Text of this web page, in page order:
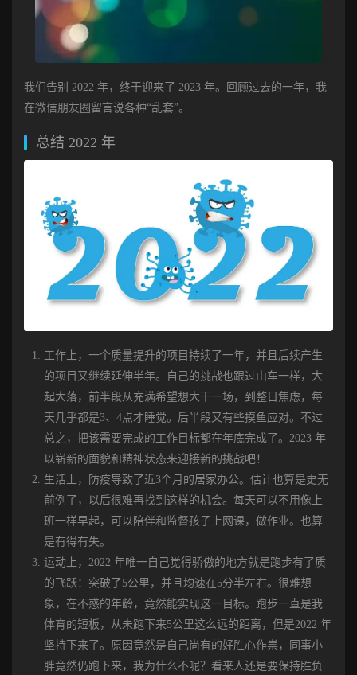
我们告别 2022 年，终于迎来了 2023 年。回顾过去的一年，我
在微信朋友圈留言说各种“乱套”。
总结 2022 年
工作上，一个质量提升的项目持续了一年，并且后续产生
的项目又继续延伸半年。自己的挑战也跟过山车一样，大
起大落，前半段从充满希望想大干一场，到整日焦虑，每
天几乎都是3、4点才睡觉。后半段又有些摸鱼应对。不过
总之，把该需要完成的工作目标都在年底完成了。2023 年
以崭新的面貌和精神状态来迎接新的挑战吧！
生活上，防疫导致了近3个月的居家办公。估计也算是史无
前例了，以后很难再找到这样的机会。每天可以不用像上
班一样早起，可以陪伴和监督孩子上网课，做作业。也算
是有得有失。
运动上，2022 年唯一自己觉得骄傲的地方就是跑步有了质
的飞跃：突破了5公里，并且均速在5分半左右。很难想
象，在不惑的年龄，竟然能实现这一目标。跑步一直是我
体育的短板，从未跑下来5公里这么远的距离，但是2022 年
坚持下来了。原因竟然是自己尚有的好胜心作祟，同事小
胖竟然仍跑下来，我为什么不呢？看来人还是要保持胜负